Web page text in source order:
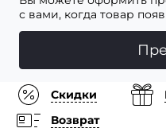
с вами, когда товар
Скидки
Возврат